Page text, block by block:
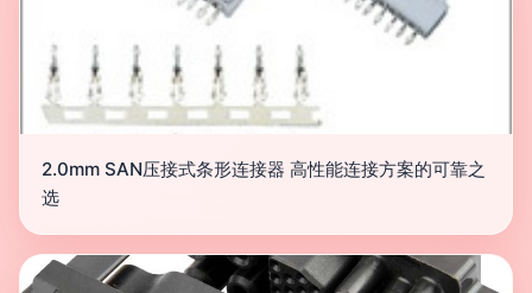
2.0mm SAN压接式条形连接器 高性能连接方案的可靠之
选